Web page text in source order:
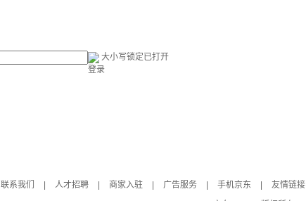
大小写锁定已打开
登录
联系我们 人才招聘 商家入驻 广告服务 手机京东 友情链接